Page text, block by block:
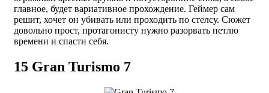
главное, будет вариативное прохождение. Геймер сам
решит, хочет он убивать или проходить по стелсу. Сюжет
довольно прост, протагонисту нужно разорвать петлю
времени и спасти себя.
15 Gran Turismo 7